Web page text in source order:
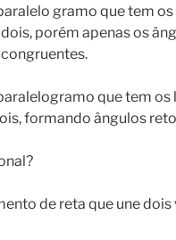
gramo que tem
porém apenas os
que tem
formando ângulos
de reta que une